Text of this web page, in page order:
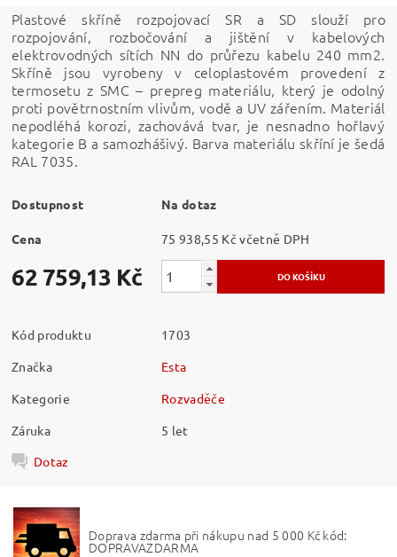
Plastové skříně rozpojovací SR a SD slouží pro
rozpojování, rozbočování a jištění v kabelových
elektrovodných sítích NN do průřezu kabelu 240 mm2.
Skříně jsou vyrobeny v celoplastovém provedení z
termosetu z SMC – prepreg materiálu, který je odolný
proti povětrnostním vlivům, vodě a UV zářením. Materiál
nepodléhá korozi, zachovává tvar, je nesnadno hořlavý
kategorie B a samozhášivý. Barva materiálu skříní je šedá
RAL 7035.
Dostupnost Na dotaz
Cena 75 938,55 Kč včetně DPH
62 759,13 Kč
Kód produktu
1703
Značka
Esta
Kategorie
Rozvaděče
Záruka
5 let
Dotaz
Doprava zdarma při nákupu nad 5 000 Kč kód:
DOPRAVAZDARMA